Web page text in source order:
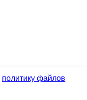
политику файлов